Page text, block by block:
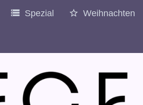
Spezial Weihnachten